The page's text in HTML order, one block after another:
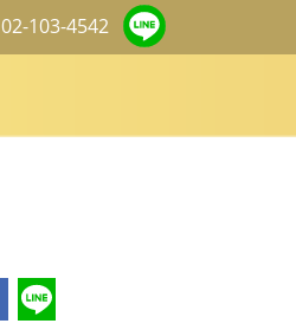
02-103-4542